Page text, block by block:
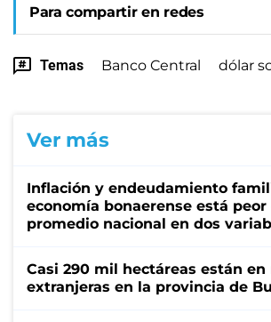
Para compartir en redes
Temas Banco Central dólar
Ver más
Inflación y endeudamiento
economía bonaerense está peor
promedio nacional en dos
Casi 290 mil hectáreas están en
extranjeras en la provincia de